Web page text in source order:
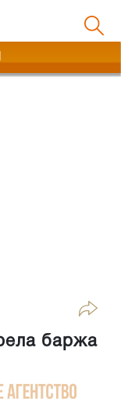
баржа